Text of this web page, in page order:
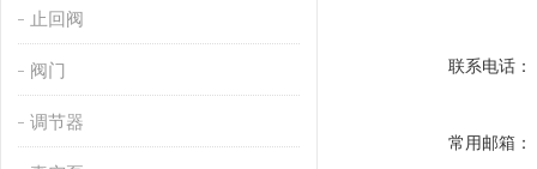
止回阀
阀门
调节器
联系电话：
常用邮箱：